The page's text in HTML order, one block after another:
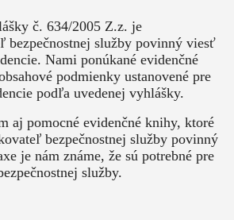
č. 634/2005 Z.z. je
bezpečnostnej služby povinný viesť
Nami ponúkané evidenčné
podmienky ustanovené pre
podľa uvedenej vyhlášky.
aj pomocné evidenčné knihy, ktoré
bezpečnostnej služby povinný
je nám známe, že sú potrebné pre
služby.